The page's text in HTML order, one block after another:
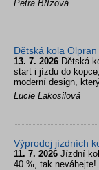
Petra Břízová
Dětská kola
13. 7. 2026 Dětská
start i jízdu do
moderní design,
Lucie Lakosilová
Výprodej jízdních
11. 7. 2026 Jízdní
40 %, tak neváhejte!